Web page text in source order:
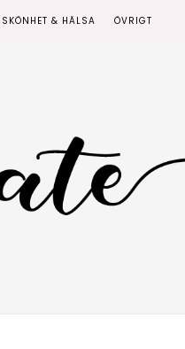
SKÖNHET & HÄLSA ÖVRIGT